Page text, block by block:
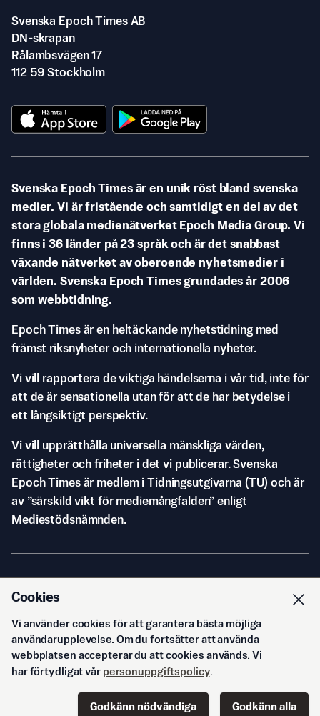
Svenska Epoch Times AB
DN-skrapan
Rålambsvägen 17
112 59 Stockholm
Svenska Epoch Times är en unik röst bland svenska
medier. Vi är fristående och samtidigt en del av det
stora globala medienätverket Epoch Media Group. Vi
finns i 36 länder på 23 språk och är det snabbast
växande nätverket av oberoende nyhetsmedier i
världen. Svenska Epoch Times grundades år 2006
som webbtidning.
Epoch Times är en heltäckande nyhetstidning med
främst riksnyheter och internationella nyheter.
Vi vill rapportera de viktiga händelserna i vår tid, inte för
att de är sensationella utan för att de har betydelse i
ett långsiktigt perspektiv.
Vi vill upprätthålla universella mänskliga värden,
rättigheter och friheter i det vi publicerar. Svenska
Epoch Times är medlem i Tidningsutgivarna (TU) och är
av ”särskild vikt för mediemångfalden” enligt
Mediestödsnämnden.
© Svenska Epoch Times AB2026
Cookies
Vi använder cookies för att garantera bästa möjliga
användarupplevelse. Om du fortsätter att använda
webbplatsen accepterar du att cookies används. Vi
har förtydligat vår personuppgiftspolicy.
Godkänn nödvändiga Godkänn alla